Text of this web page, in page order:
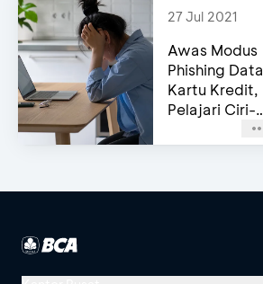
27 Jul 2021
Awas Modus
Phishing Data
Kartu Kredit,
Pelajari Ciri-